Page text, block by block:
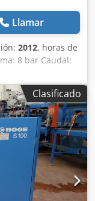
Llamar
2012, horas de
8 bar Caudal:
Tui Te Airjck
Hz Tensión de
ha sido
desde hace 2
Clasificado